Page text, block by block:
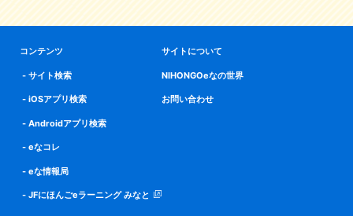
コンテンツ
サイト検索
iOSアプリ検索
Androidアプリ検索
eなコレ
eな情報局
JFにほんごeラーニング みなと
サイトについて
NIHONGOeなの世界
お問い合わせ